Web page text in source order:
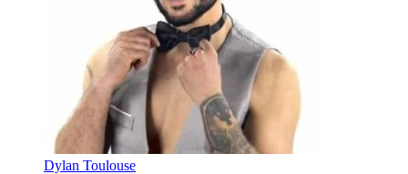
Dylan Toulouse